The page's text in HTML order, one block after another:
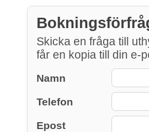
Skicka en fråga till
får en kopia till din e-
Namn
Telefon
Epost